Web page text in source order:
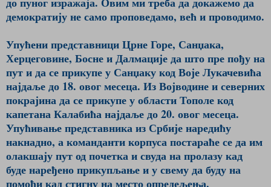
демократију не само проповедамо, већ и проводимо.
Упућени представници Црне Горе, Санџака,
Херцеговине, Босне и Далмације да што пре пођу на
пут и да се прикупе у Санџаку код Воје Лукачевића
најдаље до 18. овог месеца. Из Војводине и северних
покрајина да се прикупе у области Тополе код
капетана Калабића најдаље до 20. овог месеца.
Упућивање представника из Србије наредићу
накнадно, а команданти корпуса постараће се да им
олакшају пут од почетка и свуда на пролазу кад
буде наређено прикупљање и у свему да буду на
помоћи кад стигну на место опредељења.